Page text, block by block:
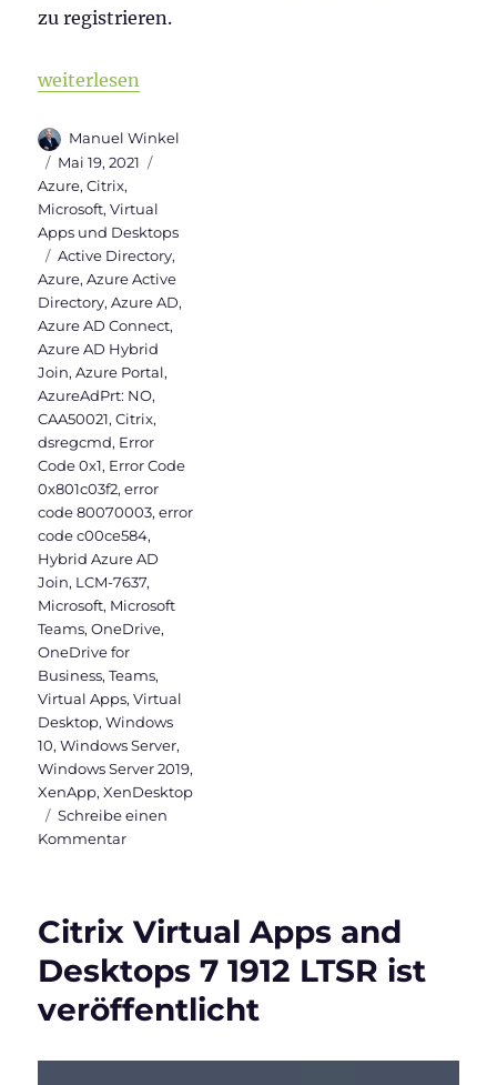
zu registrieren.
„Warum sollte ein Windows Server 2019 VDI
weiterlesen
Autor
Manuel Winkel
Veröffentlicht
am
Mai 19, 2021
Azure,Citrix,
Microsoft,Virtual
Apps und Desktops
Schlagwörter
Active Directory,
Azure,Azure Active
Directory,Azure AD,
Azure AD Connect,
Azure AD Hybrid
Join,Azure Portal,
AzureAdPrt: NO,
CAA50021,Citrix,
dsregcmd, Error
Code 0x1, Error Code
0x801c03f2,error
code 80070003,error
code c00ce584,
Hybrid Azure AD
Join, LCM-7637,
Microsoft, Microsoft
Teams,OneDrive,
OneDrive for
Business,Teams,
Virtual Apps,Virtual
Desktop,Windows
10,Windows Server,
Windows Server 2019,
XenApp,XenDesktop
Schreibe einen
Kommentarzu
Windows
2019
VDI
Hybrid
Citrix Virtual Apps and
Desktops 7 1912 LTSR ist
veröffentlicht